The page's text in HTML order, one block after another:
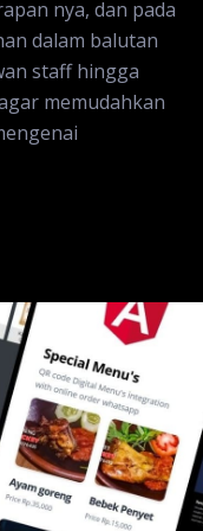
nya, dan pada
dalam balutan
staff hingga
memudahkan